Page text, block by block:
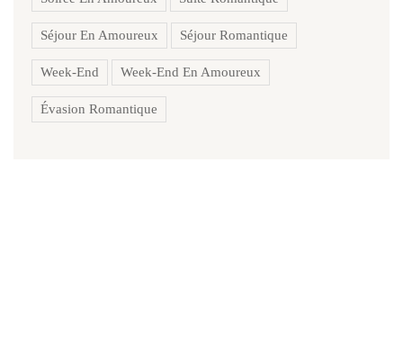
Séjour En Amoureux Séjour Romantique
Week-End Week-End En Amoureux
Évasion Romantique